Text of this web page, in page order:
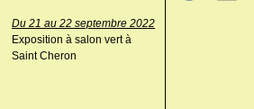
Du 21 au 22 septembre 2022
Exposition à salon vert à
Saint Cheron